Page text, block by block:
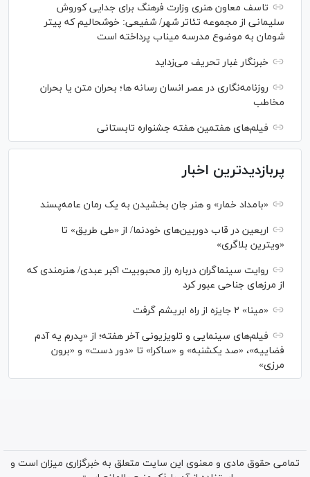
تاسف معاون هنری وزارت فرهنگ برای جدایی کوروش
سلیمانی از مجموعه تئاتر شهر/ شفیعی: خوشحالیم که پیتر
شومان به موضوع مدرسه میناب پرداخته است
خبرنگار غبار تحریف می‌زداید
روزنامه‌نگاری در عصر انسان رسانه ها؛ بحران متن یا بحران
مخاطب
فیلم‌های هفتمین هفته جشنواره تابستانی
پربازدیدترین اخبار
«بامداد خمار» و هنر جان بخشیدن به یک رمان عامه‌پسند
اربعین در قاب دوربین‌های خودنما/ از «طی طریق» تا
«ویترین بلاگری»
روایت سینماگران درباره راز محبوبیت اکبر عبدی/ هنرمندی که
از مرزهای جناحی عبور کرد
«مینا» ۲ جایزه از راه ابریشم گرفت
فیلم‌های سینمایی و تلویزیونی آخر هفته؛ از «پدرم یه آدم
فضاییه»، «صد یکشنبه» و «ساکرا» تا «دور دست» و «برون
مرزی»
تمامی حقوق مادی و معنوی این سایت متعلق به خبرگزاری میزان است و